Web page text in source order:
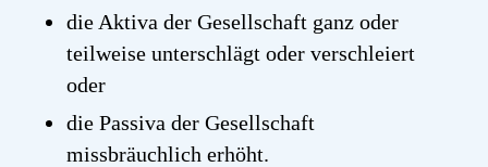
die Aktiva der Gesellschaft ganz oder
teilweise unterschlägt oder verschleiert
oder
die Passiva der Gesellschaft
missbräuchlich erhöht.